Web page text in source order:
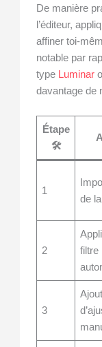
De manière
l’éditeur,
affiner toi-
notable par
type Luminar
davantage de
Étape
🛠️
1
de
2
filtre
3
Ajout